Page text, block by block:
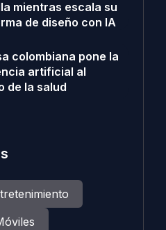
mientras escala su
de diseño con IA
colombiana pone la
artificial al
de la salud